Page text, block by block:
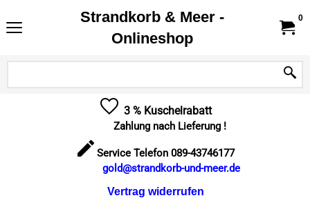
Strandkorb & Meer -
Onlineshop
0
3 % Kuschelrabatt
Zahlung nach Lieferung !
Service Telefon 089-43746177
gold@strandkorb-und-meer.de
Vertrag widerrufen